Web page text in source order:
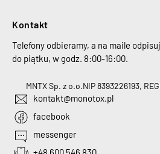
Kontakt
Telefony odbieramy, a na maile
do piątku, w godz. 8:00-16:00.
MNTX Sp. z o.o.NIP 8393226193,
kontakt@monotox.pl
facebook
messenger